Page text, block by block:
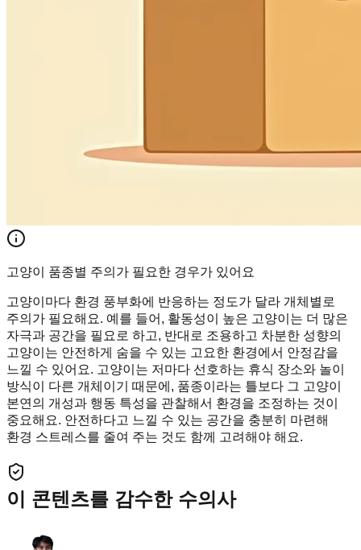
고양이 품종별 주의가 필요한 경우가 있어요
고양이마다 환경 풍부화에 반응하는 정도가 달라 개체별로
주의가 필요해요. 예를 들어, 활동성이 높은 고양이는 더 많은
자극과 공간을 필요로 하고, 반대로 조용하고 차분한 성향의
고양이는 안전하게 숨을 수 있는 고요한 환경에서 안정감을
느낄 수 있어요. 고양이는 저마다 선호하는 휴식 장소와 놀이
방식이 다른 개체이기 때문에, 품종이라는 틀보다 그 고양이
본연의 개성과 행동 특성을 관찰해서 환경을 조정하는 것이
중요해요. 안전하다고 느낄 수 있는 공간을 충분히 마련해
환경 스트레스를 줄여 주는 것도 함께 고려해야 해요.
이 콘텐츠를 감수한 수의사